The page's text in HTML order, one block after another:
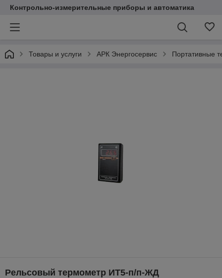
Контрольно-измерительные приборы и автоматика
Товары и услуги АРК Энергосервис Портативные
Рельсовый термометр ИТ5-п/п-ЖД